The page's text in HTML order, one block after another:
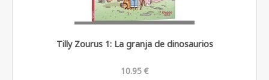
Tilly Zourus 1: La granja de dinosaurios
10.95 €